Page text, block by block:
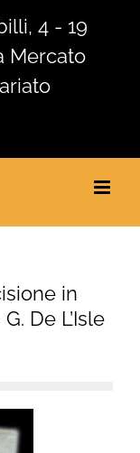
4 - 19
Mercato
in
De L’Isle